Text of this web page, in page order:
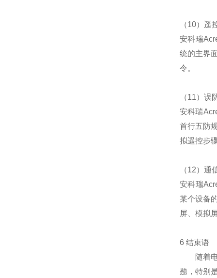
（10）遥
安科瑞
统的主界
令。
（11）误
安科瑞
首行五防
拟遥控步
（12）通
安科瑞
某个设备
屏、模拟
6 结束语
随着
题，特别